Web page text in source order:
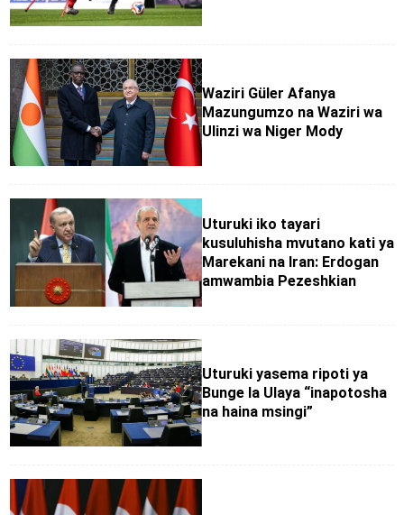
Waziri Güler Afanya
Mazungumzo na Waziri wa
Ulinzi wa Niger Mody
Uturuki iko tayari
kusuluhisha mvutano kati ya
Marekani na Iran: Erdogan
amwambia Pezeshkian
Uturuki yasema ripoti ya
Bunge la Ulaya “inapotosha
na haina msingi”